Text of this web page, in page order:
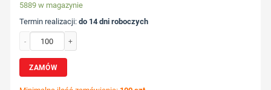
5889 w magazynie
Termin realizacji:do 14 dni roboczych
ZAMÓW